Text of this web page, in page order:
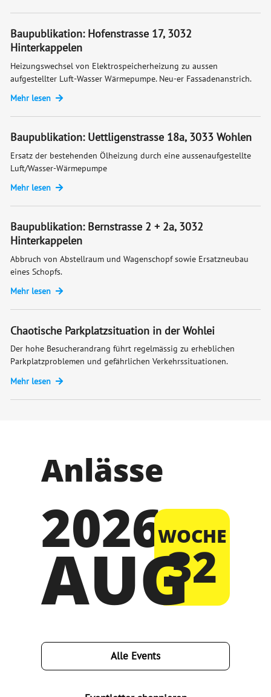
Baupublikation: Hofenstrasse 17, 3032
Hinterkappelen
Heizungswechsel von Elektrospeicherheizung zu aussen
aufgestellter Luft-Wasser Wärmepumpe. Neu-er Fassadenanstrich.
Mehr lesen
Baupublikation: Uettligenstrasse 18a, 3033 Wohlen
Ersatz der bestehenden Ölheizung durch eine aussenaufgestellte
Luft/Wasser-Wärmepumpe
Mehr lesen
Baupublikation: Bernstrasse 2 + 2a, 3032
Hinterkappelen
Abbruch von Abstellraum und Wagenschopf sowie Ersatzneubau
eines Schopfs.
Mehr lesen
Chaotische Parkplatzsituation in der Wohlei
Der hohe Besucherandrang führt regelmässig zu erheblichen
Parkplatzproblemen und gefährlichen Verkehrssituationen.
Mehr lesen
Anlässe
2026WOCHE
32
AUG
Alle Events